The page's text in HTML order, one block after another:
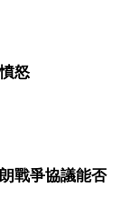
怒
戰爭協議能否